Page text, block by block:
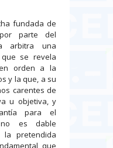
fundada de
parte del
arbitra una
se revela
orden a la
y la que, a su
carentes de
u objetiva, y
para el
no es dable
la pretendida
que